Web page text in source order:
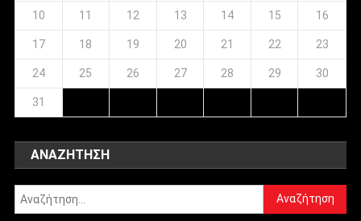
10 11 12 13 14 15 16
17 18 19 20 21 22 23
24 25 26 27 28 29 30
31
ΑΝΑΖΉΤΗΣΗ
Αναζήτηση
για: